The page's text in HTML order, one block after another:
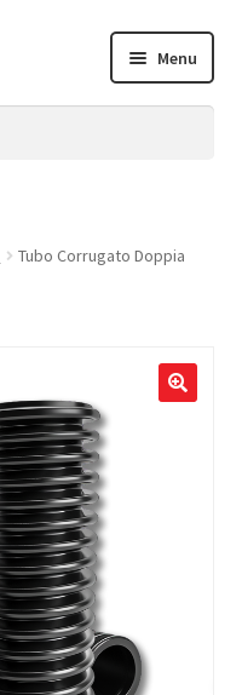
Menu
child
Tubo Corrugato Doppia